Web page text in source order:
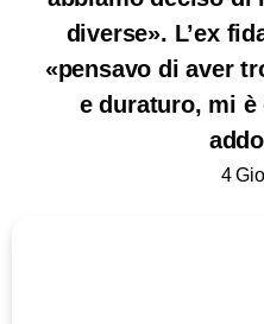
diverse». L’ex
«pensavo di aver
e duraturo, mi
4